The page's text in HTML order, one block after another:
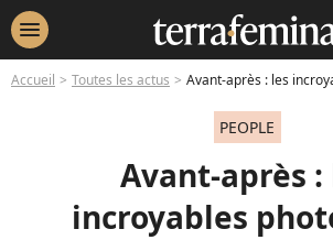
menu
Accueil Toutes les actus Avant-après : les incroyables
PEOPLE
Avant-après :
incroyables